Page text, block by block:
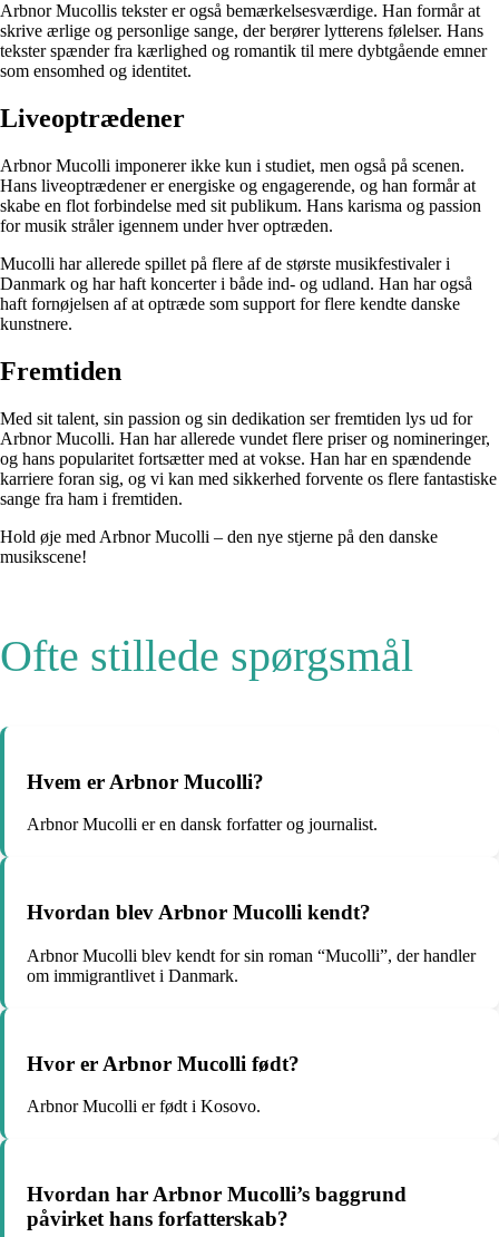
Arbnor Mucollis tekster er også bemærkelsesværdige. Han formår at
skrive ærlige og personlige sange, der berører lytterens følelser. Hans
tekster spænder fra kærlighed og romantik til mere dybtgående emner
som ensomhed og identitet.
Liveoptrædener
Arbnor Mucolli imponerer ikke kun i studiet, men også på scenen.
Hans liveoptrædener er energiske og engagerende, og han formår at
skabe en flot forbindelse med sit publikum. Hans karisma og passion
for musik stråler igennem under hver optræden.
Mucolli har allerede spillet på flere af de største musikfestivaler i
Danmark og har haft koncerter i både ind- og udland. Han har også
haft fornøjelsen af at optræde som support for flere kendte danske
kunstnere.
Fremtiden
Med sit talent, sin passion og sin dedikation ser fremtiden lys ud for
Arbnor Mucolli. Han har allerede vundet flere priser og nomineringer,
og hans popularitet fortsætter med at vokse. Han har en spændende
karriere foran sig, og vi kan med sikkerhed forvente os flere fantastiske
sange fra ham i fremtiden.
Hold øje med Arbnor Mucolli – den nye stjerne på den danske
musikscene!
Ofte stillede spørgsmål
Hvem er Arbnor Mucolli?
Arbnor Mucolli er en dansk forfatter og journalist.
Hvordan blev Arbnor Mucolli kendt?
Arbnor Mucolli blev kendt for sin roman “Mucolli”, der handler
om immigrantlivet i Danmark.
Hvor er Arbnor Mucolli født?
Arbnor Mucolli er født i Kosovo.
Hvordan har Arbnor Mucolli’s baggrund
påvirket hans forfatterskab?